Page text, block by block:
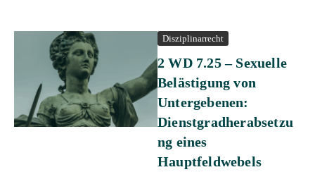
Disziplinarrecht
2 WD 7.25 – Sexuelle
Belästigung von
Untergebenen:
Dienstgradherabsetzu
ng eines
Hauptfeldwebels